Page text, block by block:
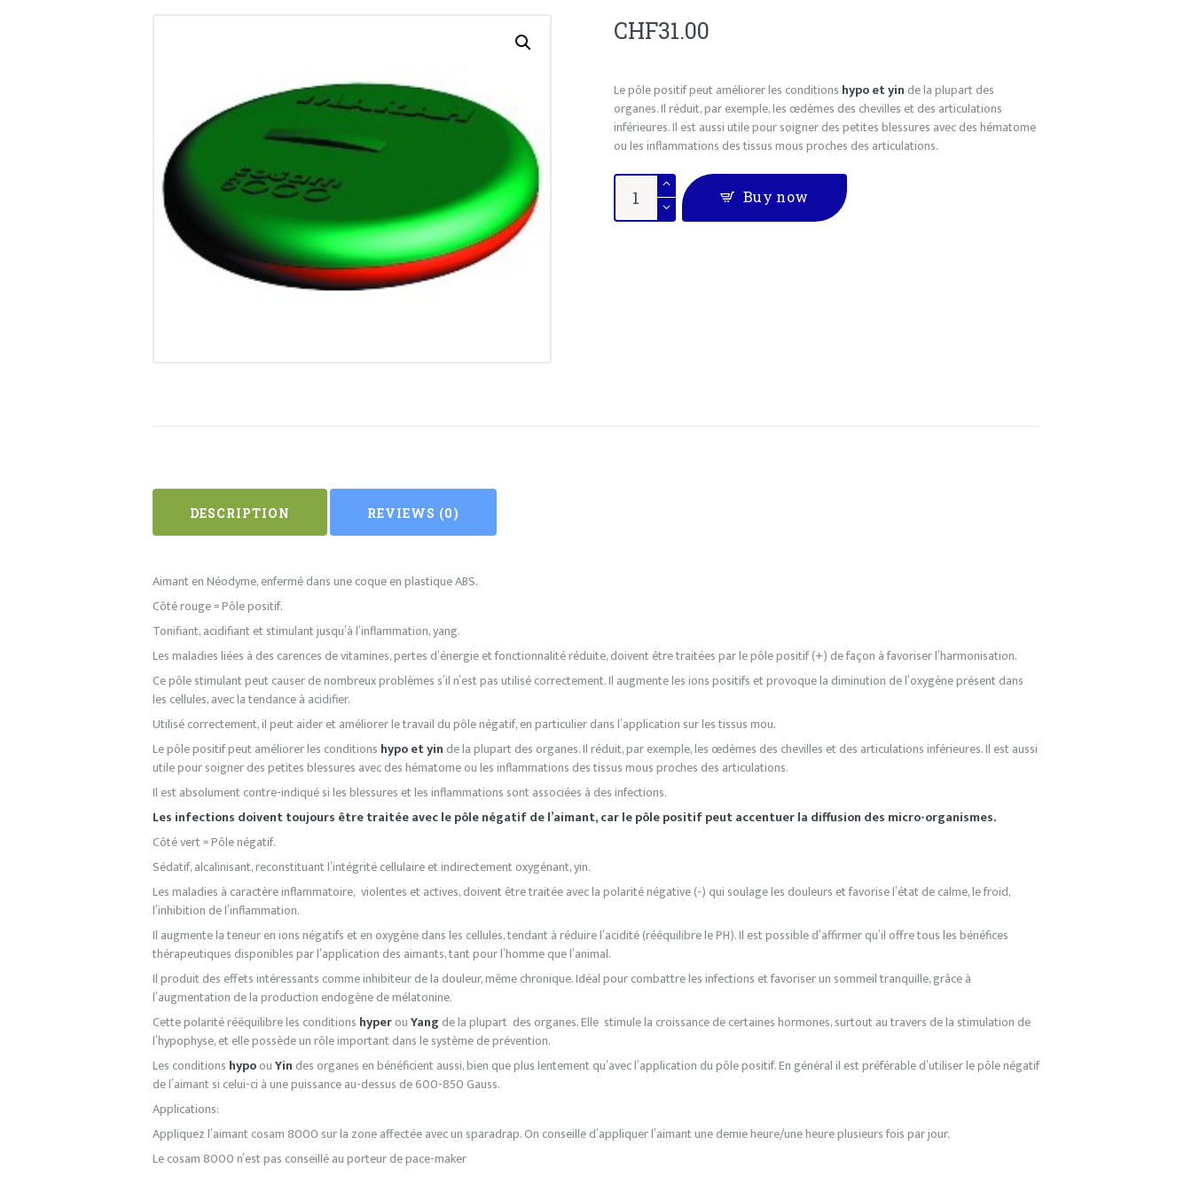
CHF31.00
Le pôle positif peut améliorer les conditions hypo et yinde la plupart des
organes. Il réduit, par exemple, les œdèmes des chevilles et des articulations
inférieures. Il est aussi utile pour soigner des petites blessures avec des hématome
ou les inflammations des tissus mous proches des articulations.
Cosam
8000
quantity
Buy now
DESCRIPTION REVIEWS (0)
Aimant en Néodyme, enfermé dans une coque en plastique ABS.
Côté rouge = Pôle positif.
Tonifiant, acidifiant et stimulant jusqu’à l’inflammation, yang.
Les maladies liées à des carences de vitamines, pertes d’énergie et fonctionnalité réduite, doivent être traitées par le pôle positif (+) de façon à favoriser l’harmonisation.
Ce pôle stimulant peut causer de nombreux problèmes s’il n’est pas utilisé correctement. Il augmente les ions positifs et provoque la diminution de l’oxygène présent dans
les cellules, avec la tendance à acidifier.
Utilisé correctement, il peut aider et améliorer le travail du pôle négatif, en particulier dans l’application sur les tissus mou.
Le pôle positif peut améliorer les conditions hypo et yinde la plupart des organes. Il réduit, par exemple, les œdèmes des chevilles et des articulations inférieures. Il est aussi
utile pour soigner des petites blessures avec des hématome ou les inflammations des tissus mous proches des articulations.
Il est absolument contre-indiqué si les blessures et les inflammations sont associées à des infections.
Les infections doivent toujours être traitée avec le pôle négatif de l’aimant, car le pôle positif peut accentuer la diffusion des micro-organismes.
Côté vert = Pôle négatif.
Sédatif, alcalinisant, reconstituant l’intégrité cellulaire et indirectement oxygénant, yin.
Les maladies à caractère inflammatoire, violentes et actives, doivent être traitée avec la polarité négative (-) qui soulage les douleurs et favorise l’état de calme, le froid,
l’inhibition de l’inflammation.
Il augmente la teneur en ions négatifs et en oxygène dans les cellules, tendant à réduire l’acidité (rééquilibre le PH). Il est possible d’affirmer qu’il offre tous les bénéfices
thérapeutiques disponibles par l’application des aimants, tant pour l’homme que l’animal.
Il produit des effets intéressants comme inhibiteur de la douleur, même chronique. Idéal pour combattre les infections et favoriser un sommeil tranquille, grâce à
l’augmentation de la production endogène de mélatonine.
Cette polarité rééquilibre les conditions hyperouYangde la plupart des organes. Elle stimule la croissance de certaines hormones, surtout au travers de la stimulation de
l’hypophyse, et elle possède un rôle important dans le système de prévention.
Les conditions hypoouYindes organes en bénéficient aussi, bien que plus lentement qu’avec l’application du pôle positif. En général il est préférable d’utiliser le pôle négatif
de l’aimant si celui-ci à une puissance au-dessus de 600-850 Gauss.
Applications:
Appliquez l’aimant cosam 8000 sur la zone affectée avec un sparadrap. On conseille d’appliquer l’aimant une demie heure/une heure plusieurs fois par jour.
Le cosam 8000 n’est pas conseillé au porteur de pace-maker